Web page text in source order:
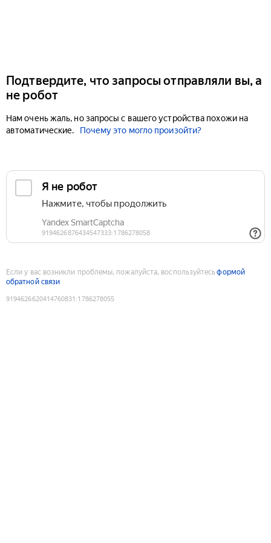
Подтвердите, что запросы отправляли вы, а
не робот
Нам очень жаль, но запросы с вашего устройства похожи на
автоматические.
Почему это могло произойти?
Если у вас возникли проблемы, пожалуйста, воспользуйтесьформой
обратной связи
9194626620414760831 :1786278055